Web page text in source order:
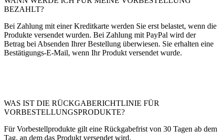
BEZAHLT?
Bei Zahlung mit einer Kreditkarte werden Sie erst belastet, wenn die
Produkte versendet wurden. Bei Zahlung mit PayPal wird der
Betrag bei Absenden Ihrer Bestellung überwiesen. Sie erhalten eine
Bestätigungs-E-Mail, wenn Ihr Produkt versendet wurde.
WAS IST DIE RÜCKGABERICHTLINIE FÜR
VORBESTELLUNGSPRODUKTE?
Für Vorbestellprodukte gilt eine Rückgabefrist von 30 Tagen ab dem
Tag, an dem das Produkt versendet wird.